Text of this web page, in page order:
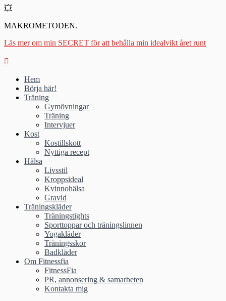
💥
MAKROMETODEN.
Läs mer om min SECRET för att behålla min idealvikt året runt
Hem
Börja här!
Träning
Gymövningar
Träning
Intervjuer
Kost
Kostillskott
Nyttiga recept
Hälsa
Livsstil
Kroppsideal
Kvinnohälsa
Gravid
Träningskläder
Träningstights
Sporttoppar och träningslinnen
Yogakläder
Träningsskor
Badkläder
Om Fitnessfia
FitnessFia
PR, annonsering & samarbeten
Kontakta mig